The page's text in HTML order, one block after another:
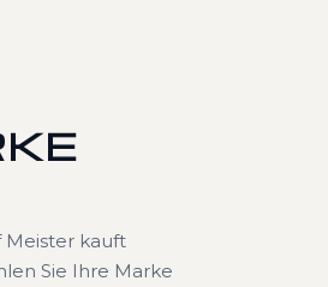
Meister kauft
Sie Ihre Marke